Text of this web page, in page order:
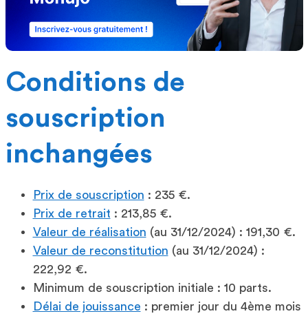
Conditions de
souscription
inchangées
Prix de souscription : 235 €.
Prix de retrait : 213,85 €.
Valeur de réalisation (au 31/12/2024) : 191,30 €.
Valeur de reconstitution (au 31/12/2024) :
222,92 €.
Minimum de souscription initiale : 10 parts.
Délai de jouissance : premier jour du 4ème mois